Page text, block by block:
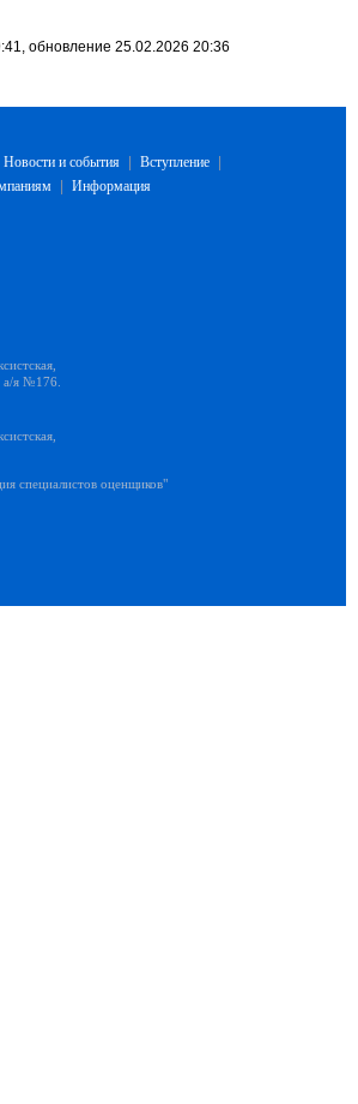
обновление 25.02.2026 20:36
Новости и события Вступление
Информация
а/я №176.
специалистов оценщиков"